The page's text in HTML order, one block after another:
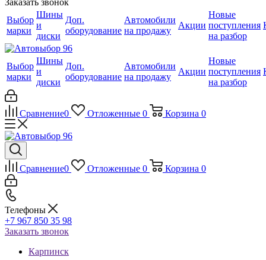
Заказать звонок
Выбор
марки
Шины
и
диски
Доп.
оборудование
Автомобили
на продажу
Акции
Новые
поступления
на разбор
Выбор
марки
Шины
и
диски
Доп.
оборудование
Автомобили
на продажу
Акции
Новые
поступления
на разбор
Сравнение0 Отложенные 0 Корзина 0
Сравнение0 Отложенные 0 Корзина 0
Телефоны
+7 967 850 35 98
Заказать звонок
Карпинск